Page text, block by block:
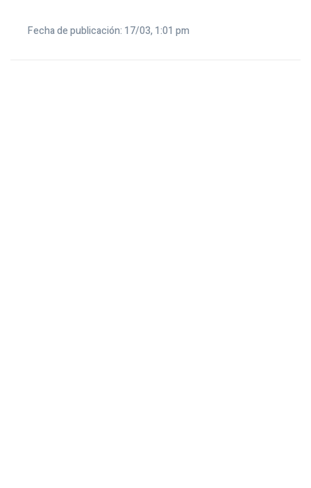
Fecha de publicación: 17/03, 1:01 pm